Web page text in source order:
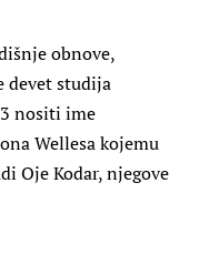
obnove,
devet studija
nositi ime
Wellesa kojemu
Oje Kodar, njegove